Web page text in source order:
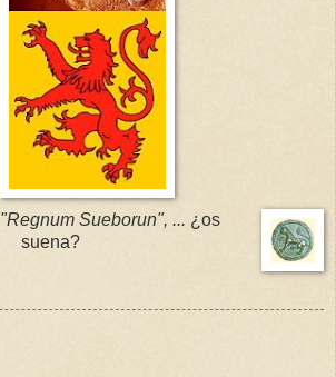
"Regnum Sueborun", ... ¿os
suena?